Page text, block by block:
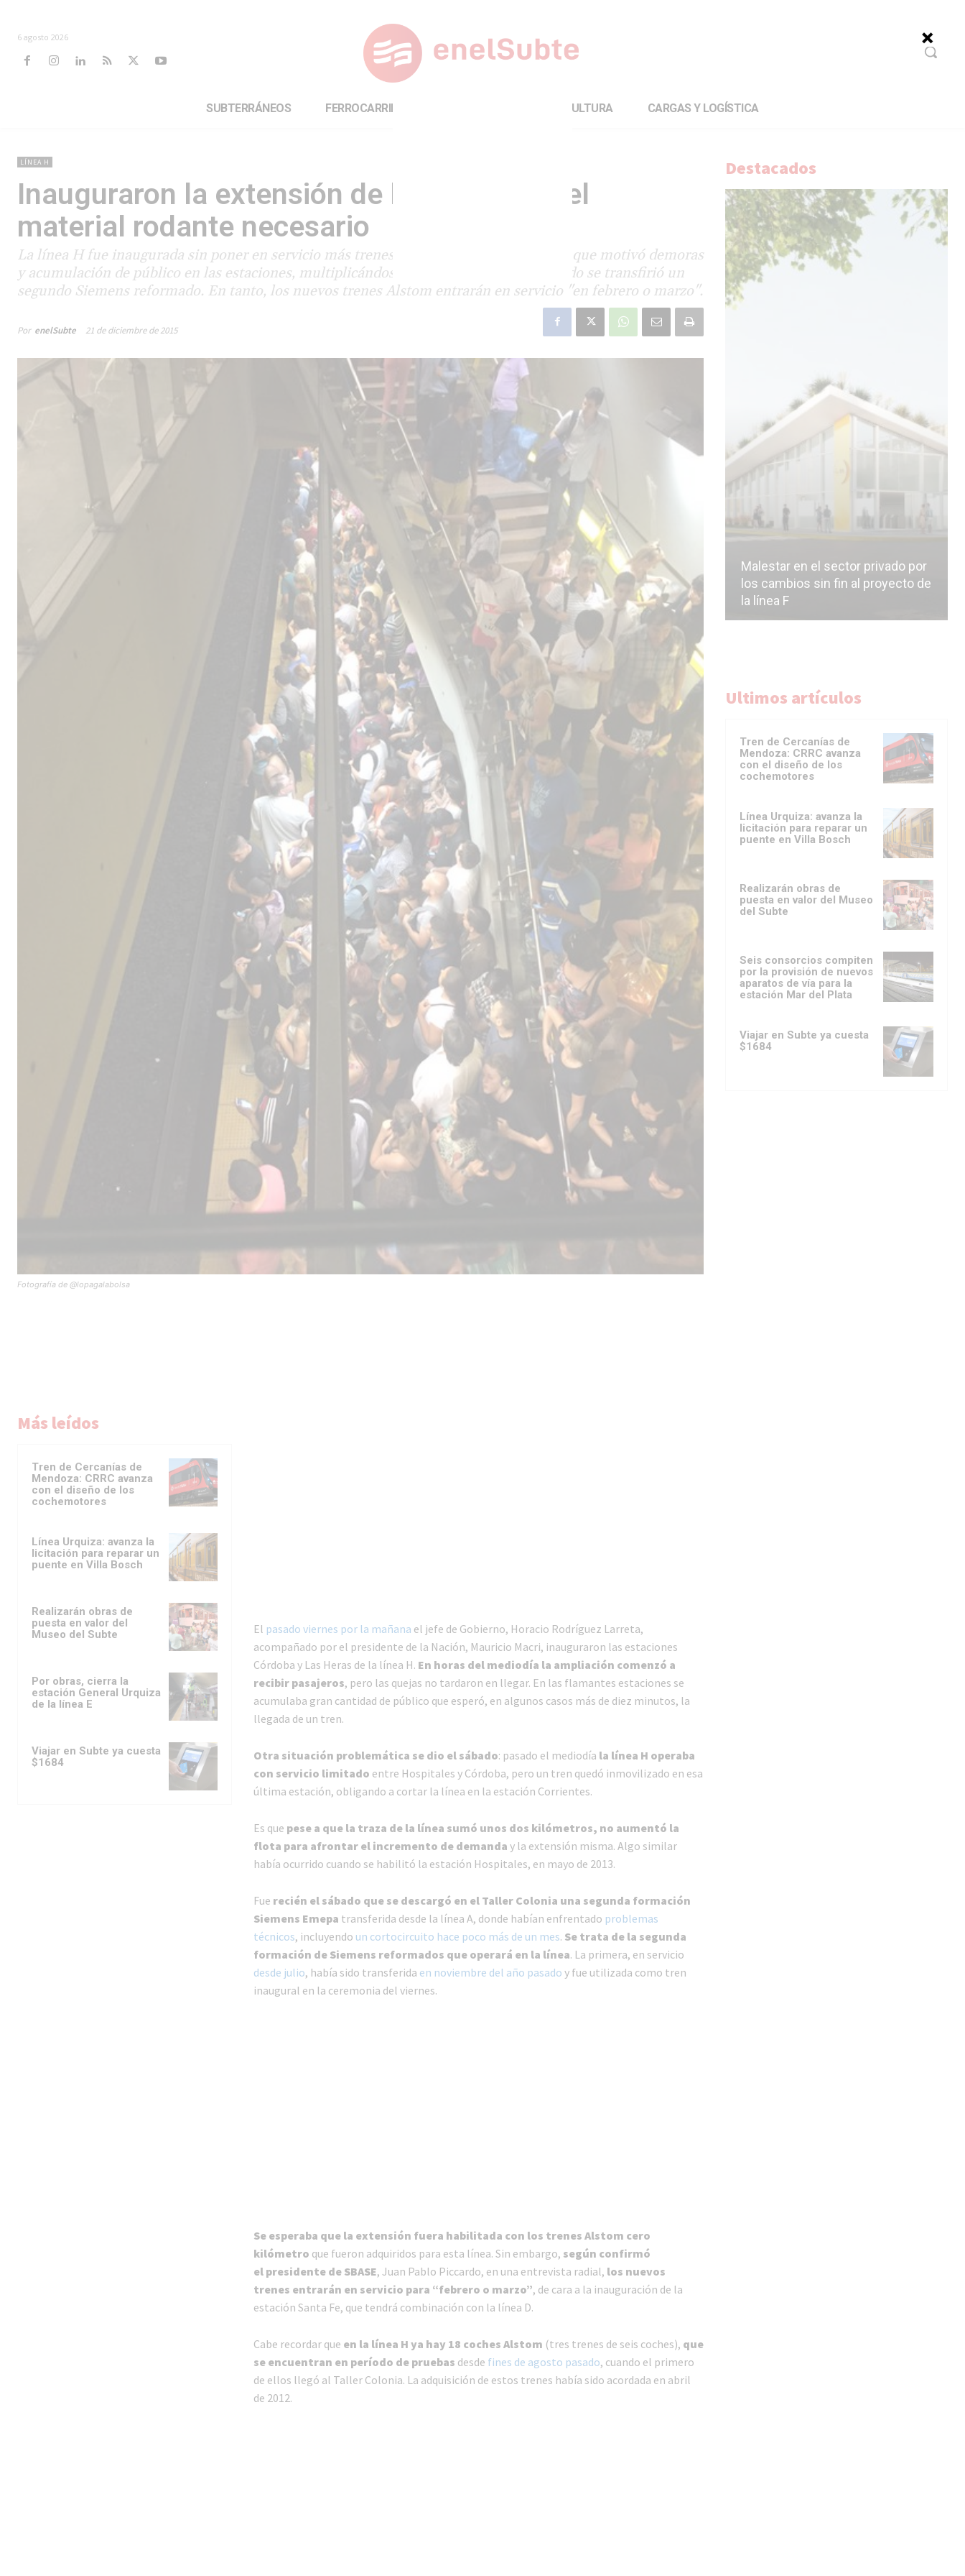
6 agosto 2026
SUBTERRÁNEOS FERROCARRILES CULTURA CARGAS Y LOGÍSTICA
LÍNEA H
Inauguraron la extensión de la línea H sin el
material rodante necesario
La línea H fue inaugurada sin poner en servicio más trenes para cubrir la extensión, lo que motivó demoras
y acumulación de público en las estaciones, multiplicándose las quejas. Recién el sábado se transfirió un
segundo Siemens reformado. En tanto, los nuevos trenes Alstom entrarán en servicio "en febrero o marzo".
Por enelSubte 21 de diciembre de 2015
Fotografía de @lopagalabolsa
Más leídos
Tren de Cercanías de
Mendoza: CRRC avanza
con el diseño de los
cochemotores
Línea Urquiza: avanza la
licitación para reparar un
puente en Villa Bosch
Realizarán obras de
puesta en valor del
Museo del Subte
Por obras, cierra la
estación General Urquiza
de la línea E
Viajar en Subte ya cuesta
$1684
El pasado viernes por la mañana el jefe de Gobierno, Horacio Rodríguez Larreta,
acompañado por el presidente de la Nación, Mauricio Macri, inauguraron las estaciones
Córdoba y Las Heras de la línea H. En horas del mediodía la ampliación comenzó a
recibir pasajeros, pero las quejas no tardaron en llegar. En las flamantes estaciones se
acumulaba gran cantidad de público que esperó, en algunos casos más de diez minutos, la
llegada de un tren.
Otra situación problemática se dio el sábado: pasado el mediodía la línea H operaba
con servicio limitado entre Hospitales y Córdoba, pero un tren quedó inmovilizado en esa
última estación, obligando a cortar la línea en la estación Corrientes.
Es que pese a que la traza de la línea sumó unos dos kilómetros, no aumentó la
flota para afrontar el incremento de demanda y la extensión misma. Algo similar
había ocurrido cuando se habilitó la estación Hospitales, en mayo de 2013.
Fue recién el sábado que se descargó en el Taller Colonia una segunda formación
Siemens Emepa transferida desde la línea A, donde habían enfrentado problemas
técnicos, incluyendo un cortocircuito hace poco más de un mes. Se trata de la segunda
formación de Siemens reformados que operará en la línea. La primera, en servicio
desde julio, había sido transferida en noviembre del año pasado y fue utilizada como tren
inaugural en la ceremonia del viernes.
Se esperaba que la extensión fuera habilitada con los trenes Alstom cero
kilómetro que fueron adquiridos para esta línea. Sin embargo, según confirmó
el presidente de SBASE, Juan Pablo Piccardo, en una entrevista radial, los nuevos
trenes entrarán en servicio para “febrero o marzo”, de cara a la inauguración de la
estación Santa Fe, que tendrá combinación con la línea D.
Cabe recordar que en la línea H ya hay 18 coches Alstom (tres trenes de seis coches), que
se encuentran en período de pruebas desde fines de agosto pasado, cuando el primero
de ellos llegó al Taller Colonia. La adquisición de estos trenes había sido acordada en abril
de 2012.
Destacados
Malestar en el sector privado por
los cambios sin fin al proyecto de
la línea F
Ultimos artículos
Tren de Cercanías de
Mendoza: CRRC avanza
con el diseño de los
cochemotores
Línea Urquiza: avanza la
licitación para reparar un
puente en Villa Bosch
Realizarán obras de
puesta en valor del Museo
del Subte
Seis consorcios compiten
por la provisión de nuevos
aparatos de vía para la
estación Mar del Plata
Viajar en Subte ya cuesta
$1684